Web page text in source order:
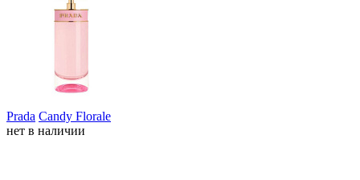
Prada Candy Florale
нет в наличии